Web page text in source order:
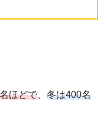
ほどで
冬は400名